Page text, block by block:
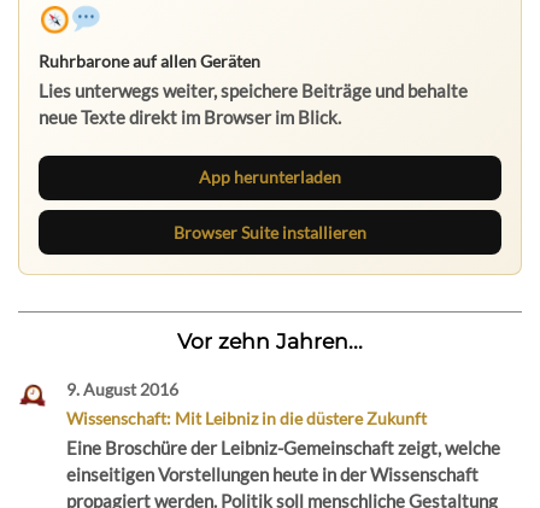
Ruhrbarone auf allen Geräten
Lies unterwegs weiter, speichere Beiträge und behalte
neue Texte direkt im Browser im Blick.
App herunterladen
Browser Suite installieren
Vor zehn Jahren...
9. August 2016
Wissenschaft: Mit Leibniz in die düstere Zukunft
Eine Broschüre der Leibniz-Gemeinschaft zeigt, welche
einseitigen Vorstellungen heute in der Wissenschaft
propagiert werden. Politik soll menschliche Gestaltung